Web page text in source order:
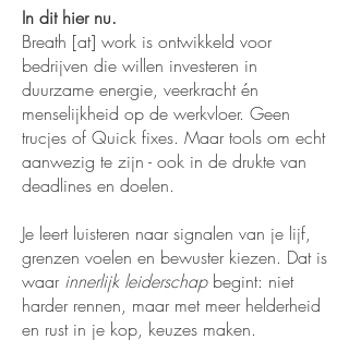
In dit hier nu.
Breath [at] work is ontwikkeld voor
bedrijven die willen investeren in
duurzame energie, veerkracht én
menselijkheid op de werkvloer. Geen
trucjes of Quick fixes. Maar tools om echt
aanwezig te zijn - ook in de drukte van
deadlines en doelen.
Je leert luisteren naar signalen van je lijf,
grenzen voelen en bewuster kiezen. Dat is
waar innerlijk leiderschapbegint: niet
harder rennen, maar met meer helderheid
en rust in je kop, keuzes maken.